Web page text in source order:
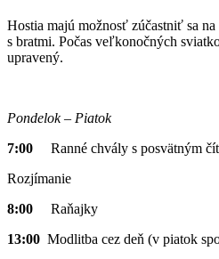
Hostia majú možnosť zúčastniť sa
s bratmi. Počas veľkonočných
upravený.
Pondelok – Piatok
7:00 Ranné chvály s posvätným
Rozjímanie
8:00 Raňajky
13:00 Modlitba cez deň (v piatok